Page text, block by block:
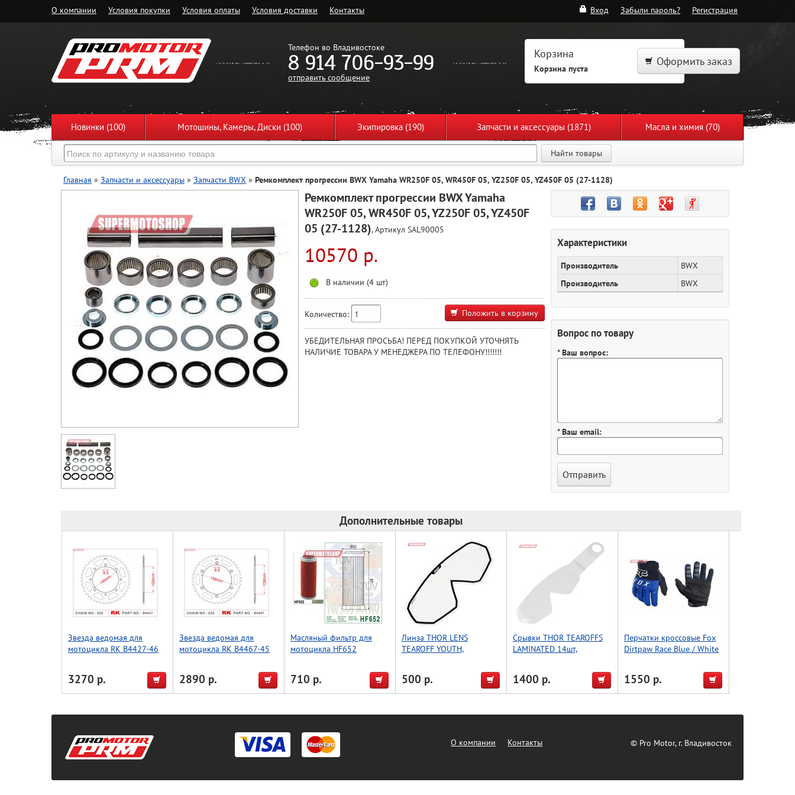
О компании Условия покупки Условия оплаты Условия доставки Контакты Вход Забыли пароль? Регистрация
Телефон во Владивостоке
8 914 706-93-99
отправить сообщение
Корзина
Корзина пуста
Оформить заказ
Новинки (100) Мотошины, Камеры, Диски (100) Экипировка (190) Запчасти и аксессуары (1871) Масла и химия (70)
Найти товары
Главная » Запчасти и аксессуары » Запчасти BWX » Ремкомплект прогрессии BWX Yamaha WR250F 05, WR450F 05, YZ250F 05, YZ450F 05 (27-1128)
Ремкомплект прогрессии BWX Yamaha
WR250F 05, WR450F 05, YZ250F 05, YZ450F
05 (27-1128), Артикул SAL90005
10570 р.
В наличии (4 шт)
Количество: Положить в корзину
УБЕДИТЕЛЬНАЯ ПРОСЬБА! ПЕРЕД ПОКУПКОЙ УТОЧНЯТЬ
НАЛИЧИЕ ТОВАРА У МЕНЕДЖЕРА ПО ТЕЛЕФОНУ!!!!!!!
Характеристики
Производитель
BWX
Производитель
BWX
Вопрос по товару
* Ваш вопрос:
* Ваш email:
Дополнительные товары
Звезда ведомая для
мотоцикла RK B4427-46
3270 р.
Звезда ведомая для
мотоцикла RK B4467-45
2890 р.
Масляный фильтр для
мотоцикла HF652
710 р.
Линза THOR LENS
TEAROFF YOUTH,
500 р.
Срывки THOR TEAROFFS
LAMINATED 14шт,
1400 р.
Перчатки кроссовые Fox
Dirtpaw Race Blue / White
1550 р.
О компании Контакты © Pro Motor, г. Владивосток